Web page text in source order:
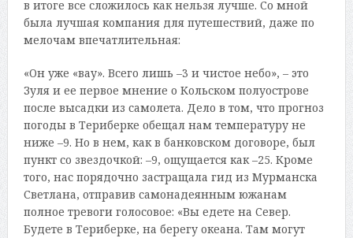
в итоге все сложилось как нельзя лучше. Со мной
была лучшая компания для путешествий, даже по
мелочам впечатлительная:
«Он уже «вау». Всего лишь –3 и чистое небо», – это
Зуля и ее первое мнение о Кольском полуострове
после высадки из самолета. Дело в том, что прогноз
погоды в Териберке обещал нам температуру не
ниже –9. Но в нем, как в банковском договоре, был
пункт со звездочкой: –9, ощущается как –25. Кроме
того, нас порядочно застращала гид из Мурманска
Светлана, отправив самонадеянным южанам
полное тревоги голосовое: «Вы едете на Север.
Будете в Териберке, на берегу океана. Там могут